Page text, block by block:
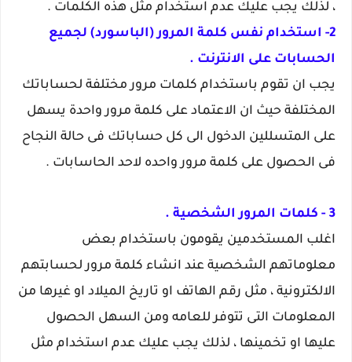
، لذلك يجب عليك عدم استخدام مثل هذه الكلمات .
2- استخدام نفس كلمة المرور (الباسورد) لجميع
الحسابات على الانترنت .
يجب ان تقوم باستخدام كلمات مرور مختلفة لحساباتك
المختلفة حيث ان الاعتماد على كلمة مرور واحدة يسهل
على المتسللين الدخول الى كل حساباتك فى حالة النجاح
فى الحصول على كلمة مرور واحده لاحد الحاسابات .
3 - كلمات المرور الشخصية .
اغلب المستخدمين يقومون باستخدام بعض
معلوماتهم الشخصية عند انشاء كلمة مرور لحسابتهم
الالكترونية ، مثل رقم الهاتف او تاريخ الميلاد او غيرها من
المعلومات التى تتوفر للعامه ومن السهل الحصول
عليها او تخمينها ، لذلك يجب عليك عدم استخدام مثل